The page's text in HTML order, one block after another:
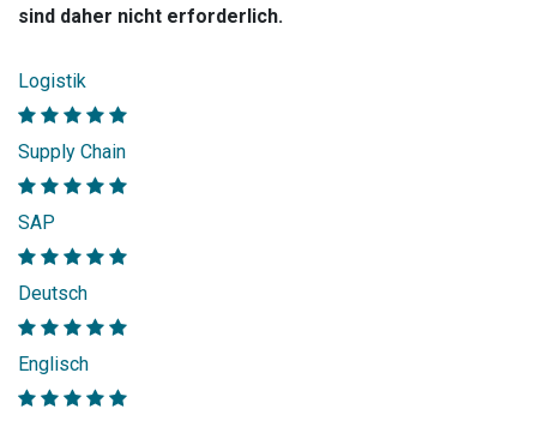
sind daher nicht erforderlich.
Logistik
Supply Chain
SAP
Deutsch
Englisch